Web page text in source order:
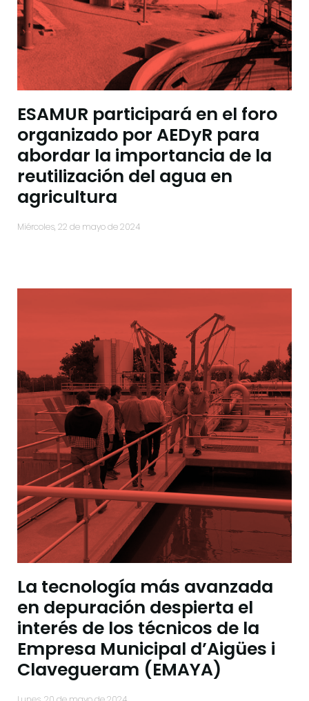
ESAMUR participará en el foro
organizado por AEDyR para
abordar la importancia de la
reutilización del agua en
agricultura
miércoles, 22 de mayo de 2024
La tecnología más avanzada
en depuración despierta el
interés de los técnicos de la
Empresa Municipal d’Aigües i
Clavegueram (EMAYA)